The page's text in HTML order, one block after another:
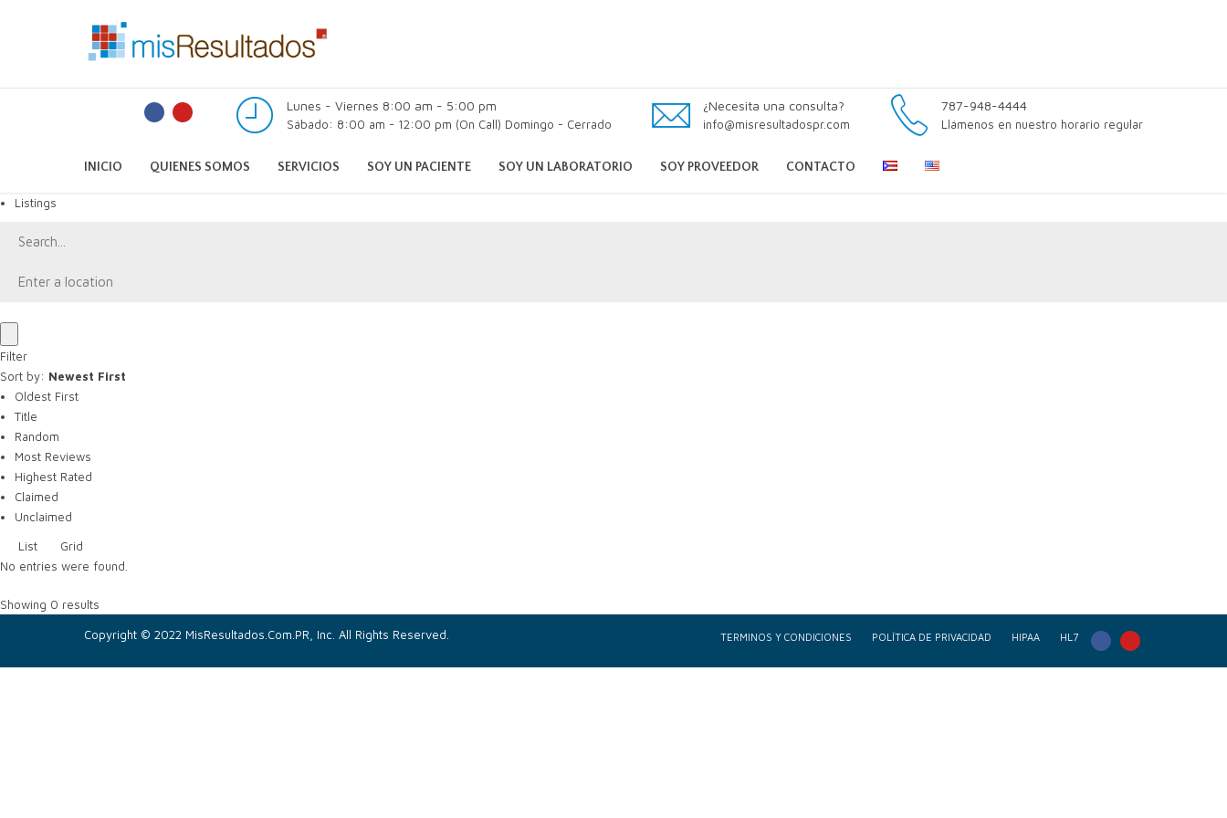
Lunes - Viernes 8:00 am - 5:00 pm
Sábado: 8:00 am - 12:00 pm (On Call) Domingo - Cerrado
¿Necesita una consulta?
info@misresultadospr.com
787-948-4444
Llámenos en nuestro horario regular
INICIO QUIENES SOMOS SERVICIOS SOY UN PACIENTE SOY UN LABORATORIO SOY PROVEEDOR CONTACTO
Listings
Filter
Sort by: Newest First
Oldest First
Title
Random
Most Reviews
Highest Rated
Claimed
Unclaimed
List
Grid
No entries were found.
Showing 0 results
Copyright © 2022 MisResultados.Com.PR, Inc. All Rights Reserved. TERMINOS Y CONDICIONES POLÍTICA DE PRIVACIDAD HIPAA HL7